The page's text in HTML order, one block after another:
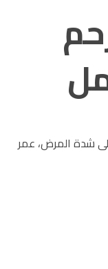
شدة المرض، عمر